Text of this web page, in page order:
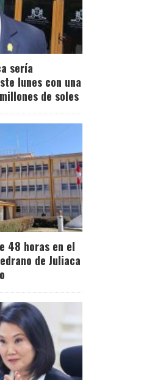
sería
lunes con una
de soles
48 horas en el
de Juliaca